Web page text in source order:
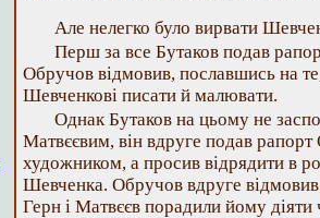
Але нелегко було вирвати
Перш за все Бутаков подав
Обручов відмовив, пославшись на
Шевченкові писати й малювати.
Однак Бутаков на цьому не
Матвєєвим, він вдруге подав
художником, а просив відрядити в
Шевченка. Обручов вдруге
Герн і Матвєєв порадили йому діяти